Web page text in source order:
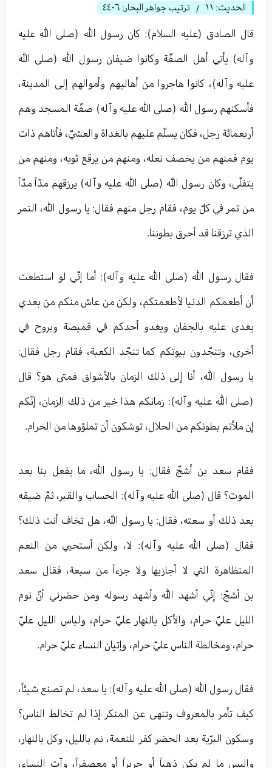
الحديث: ١١ / ترتيب جواهر البحار: ٤٤٠٦
قال الصادق (عليه السلام): كان رسول الله (صلى الله عليه
وآله) يأتي أهل الصفّة وكانوا ضيفان رسول الله (صلى الله
عليه وآله)، كانوا هاجروا من أهاليهم وأموالهم إلى المدينة،
فأسكنهم رسول الله (صلى الله عليه وآله) صفّة المسجد وهم
أربعمائة رجل، فكان يسلّم عليهم بالغداة والعشيّ، فأتاهم ذات
يوم فمنهم من يخصف نعله، ومنهم من يرقع ثوبه، ومنهم من
يتفلّى، وكان رسول الله (صلى الله عليه وآله) يرزقهم مدّاً مدّاً
من تمر في كلّ يوم، فقام رجل منهم فقال: يا رسول الله، التمر
الذي ترزقنا قد أحرق بطوننا.
فقال رسول الله (صلى الله عليه وآله): أما إنّي لو استطعت
أن أطعمكم الدنيا لأطعمتكم، ولكن من عاش منكم من بعدي
يغدى عليه بالجفان ويغدو أحدكم في قميصة ويروح في
أخرى، وتنجّدون بيوتكم كما تنجّد الكعبة، فقام رجل فقال:
يا رسول الله، أنا إلى ذلك الزمان بالأشواق فمتى هو؟ قال
(صلى الله عليه وآله): زمانكم هذا خير من ذلك الزمان، إنّكم
إن ملأتم بطونكم من الحلال، توشكون أن تملؤوها من الحرام.
فقام سعد بن أشجّ فقال: يا رسول الله، ما يفعل بنا بعد
الموت؟ قال (صلى الله عليه وآله): الحساب والقبر، ثمّ ضيقه
بعد ذلك أو سعته، فقال: يا رسول الله، هل تخاف أنت ذلك؟
فقال (صلى الله عليه وآله): لا، ولكن أستحيي من النعم
المتظاهرة التي لا أجازيها ولا جزءاً من سبعة، فقال سعد
بن أشجّ: إنّي أشهد الله وأشهد رسوله ومن حضرني أنّ نوم
الليل عليّ حرام، والأكل بالنهار عليّ حرام، ولباس الليل عليّ
حرام، ومخالطة الناس عليّ حرام، وإتيان النساء عليّ حرام.
فقال رسول الله (صلى الله عليه وآله): يا سعد، لم تصنع شيئاً،
كيف تأمر بالمعروف وتنهى عن المنكر إذا لم تخالط الناس؟
وسكون البرّية بعد الحضر كفر للنعمة، نم بالليل، وكل بالنهار،
والبس ما لم يكن ذهباً أو حريراً أو معصفراً، وآت النساء،